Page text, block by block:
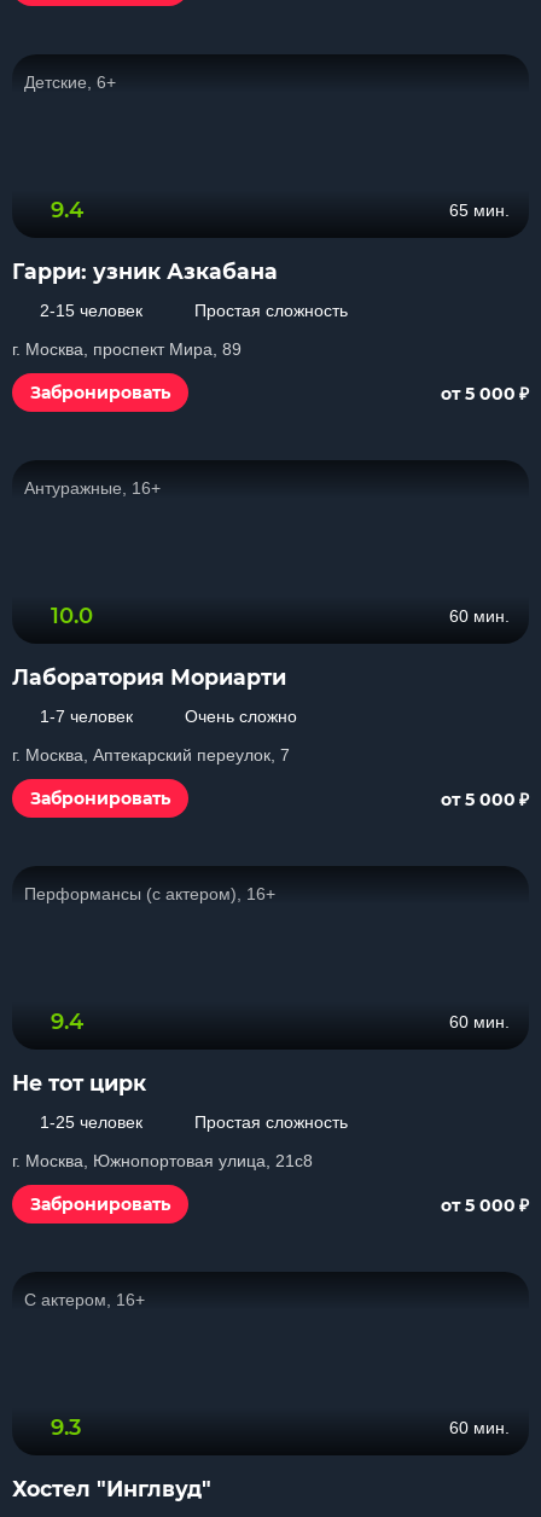
Детские, 6+
9.4 65 мин.
Гарри: узник Азкабана
2-15 человек
Простая сложность
г. Москва, проспект Мира, 89
Забронировать от 5 000 ₽
Антуражные, 16+
10.0 60 мин.
Лаборатория Мориарти
1-7 человек
Очень сложно
г. Москва, Аптекарский переулок, 7
Забронировать от 5 000 ₽
Перформансы (с актером), 16+
9.4 60 мин.
Не тот цирк
1-25 человек
Простая сложность
г. Москва, Южнопортовая улица, 21с8
Забронировать от 5 000 ₽
С актером, 16+
9.3 60 мин.
Хостел "Инглвуд"